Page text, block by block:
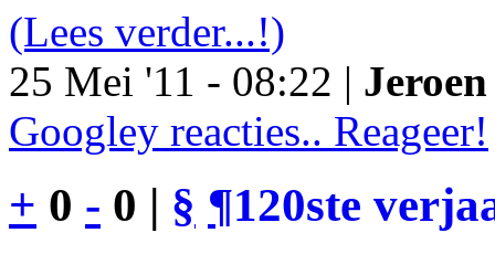
(Lees verder...!)
25 Mei '11 - 08:22 |
Googley reacties.. Reageer!
+ 0 - 0 | § ¶120ste